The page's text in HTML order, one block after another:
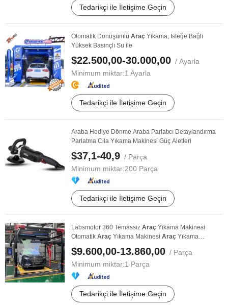
Tedarikçi ile İletişime Geçin
Otomatik Dönüşümlü Araç Yıkama, İsteğe Bağlı
Yüksek Basınçlı Su ile
$22.500,00-30.000,00 / Ayarla
Minimum miktar:1 Ayarla
Tedarikçi ile İletişime Geçin
Araba Hediye Dönme Araba Parlatıcı Detaylandırma
Parlatma Cila Yıkama Makinesi Güç Aletleri
$37,1-40,9 / Parça
Minimum miktar:200 Parça
Tedarikçi ile İletişime Geçin
Labsmotor 360 Temassız Araç Yıkama Makinesi
Otomatik Araç Yıkama Makinesi Araç Yıkama
Makineleri
$9.600,00-13.860,00 / Parça
Minimum miktar:1 Parça
Tedarikçi ile İletişime Geçin